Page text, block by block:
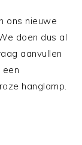
ons nieuwe
doen dus al
aanvullen
hanglamp.